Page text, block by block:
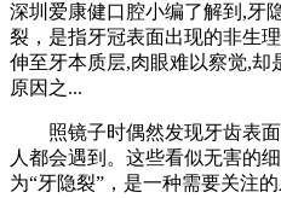
深圳爱康健口腔小编了解到,牙
裂，是指牙冠表面出现的非生
伸至牙本质层,肉眼难以察觉,
原因之...
照镜子时偶然发现牙齿表面
人都会遇到。这些看似无害的
为“牙隐裂”，是一种需要关注的